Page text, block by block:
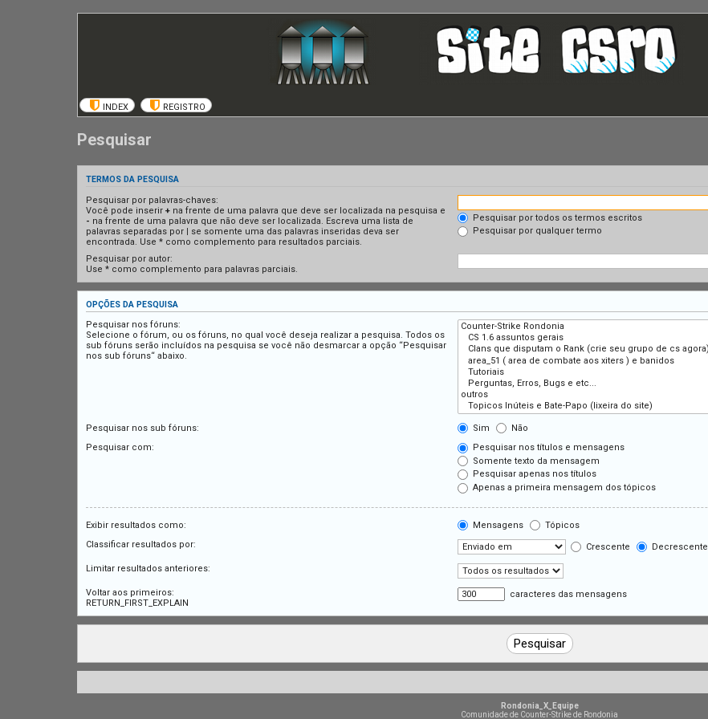
INDEX REGISTRO
Pesquisar
TERMOS DA PESQUISA
Pesquisar por palavras-chaves:
Você pode inserir + na frente de uma palavra que deve ser localizada na pesquisa e
- na frente de uma palavra que não deve ser localizada. Escreva uma lista de
palavras separadas por | se somente uma das palavras inseridas deva ser
encontrada. Use * como complemento para resultados parciais.
Pesquisar por todos os termos escritos
Pesquisar por qualquer termo
Pesquisar por autor:
Use * como complemento para palavras parciais.
OPÇÕES DA PESQUISA
Pesquisar nos fóruns:
Selecione o fórum, ou os fóruns, no qual você deseja realizar a pesquisa. Todos os
sub fóruns serão incluídos na pesquisa se você não desmarcar a opção “Pesquisar
nos sub fóruns“ abaixo.
Pesquisar nos sub fóruns: Sim
Não
Pesquisar com:
Pesquisar nos títulos e mensagens
Somente texto da mensagem
Pesquisar apenas nos títulos
Apenas a primeira mensagem dos tópicos
Exibir resultados como: Mensagens
Tópicos
Classificar resultados por:
Crescente Decrescente
Limitar resultados anteriores:
Voltar aos primeiros:
RETURN_FIRST_EXPLAIN
caracteres das mensagens
Rondonia_X_Equipe
Comunidade de Counter-Strike de Rondonia